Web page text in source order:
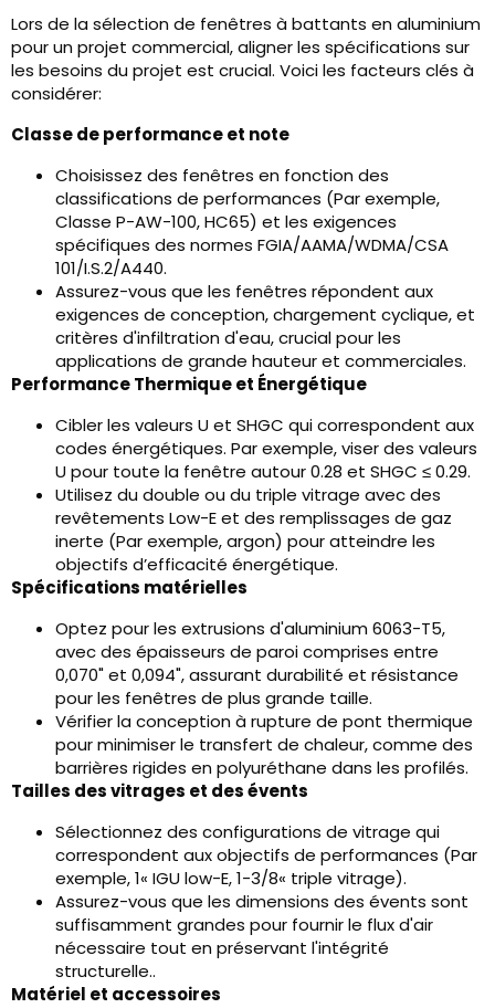
Lors de la sélection de fenêtres à battants en aluminium
pour un projet commercial, aligner les spécifications sur
les besoins du projet est crucial. Voici les facteurs clés à
considérer:
Classe de performance et note
Choisissez des fenêtres en fonction des
classifications de performances (Par exemple,
Classe P-AW-100, HC65) et les exigences
spécifiques des normes FGIA/AAMA/WDMA/CSA
101/I.S.2/A440.
Assurez-vous que les fenêtres répondent aux
exigences de conception, chargement cyclique, et
critères d'infiltration d'eau, crucial pour les
applications de grande hauteur et commerciales.
Performance Thermique et Énergétique
Cibler les valeurs U et SHGC qui correspondent aux
codes énergétiques. Par exemple, viser des valeurs
U pour toute la fenêtre autour 0.28 et SHGC ≤ 0.29.
Utilisez du double ou du triple vitrage avec des
revêtements Low-E et des remplissages de gaz
inerte (Par exemple, argon) pour atteindre les
objectifs d’efficacité énergétique.
Spécifications matérielles
Optez pour les extrusions d'aluminium 6063-T5,
avec des épaisseurs de paroi comprises entre
0,070" et 0,094", assurant durabilité et résistance
pour les fenêtres de plus grande taille.
Vérifier la conception à rupture de pont thermique
pour minimiser le transfert de chaleur, comme des
barrières rigides en polyuréthane dans les profilés.
Tailles des vitrages et des évents
Sélectionnez des configurations de vitrage qui
correspondent aux objectifs de performances (Par
exemple, 1« IGU low-E, 1-3/8« triple vitrage).
Assurez-vous que les dimensions des évents sont
suffisamment grandes pour fournir le flux d'air
nécessaire tout en préservant l'intégrité
structurelle..
Matériel et accessoires